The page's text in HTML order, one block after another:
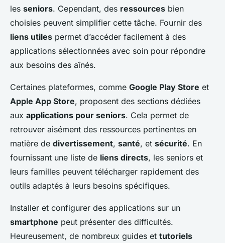
les seniors. Cependant, des ressources bien
choisies peuvent simplifier cette tâche. Fournir des
liens utiles permet d’accéder facilement à des
applications sélectionnées avec soin pour répondre
aux besoins des aînés.
Certaines plateformes, comme Google Play Store et
Apple App Store, proposent des sections dédiées
aux applications pour seniors. Cela permet de
retrouver aisément des ressources pertinentes en
matière de divertissement, santé, et sécurité. En
fournissant une liste de liens directs, les seniors et
leurs familles peuvent télécharger rapidement des
outils adaptés à leurs besoins spécifiques.
Installer et configurer des applications sur un
smartphone peut présenter des difficultés.
Heureusement, de nombreux guides et tutoriels